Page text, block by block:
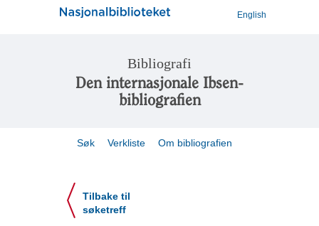
English
Bibliografi
Den internasjonale Ibsen-
bibliografien
Søk Verkliste Om bibliografien
Tilbake til
søketreff